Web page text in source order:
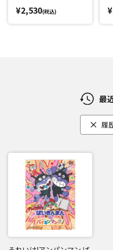
¥2,530(税込)
最
履